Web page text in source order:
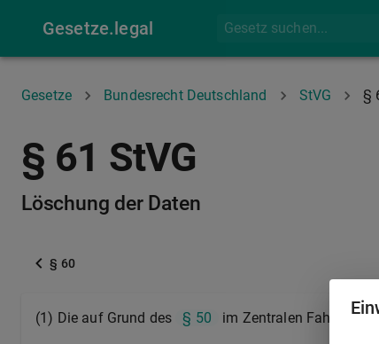
Gesetze.legal
Gesetze Bundesrecht Deutschland StVG §
§ 61 StVG
Löschung der Daten
§ 60
(1) Die auf Grund des § 50 im Zentralen